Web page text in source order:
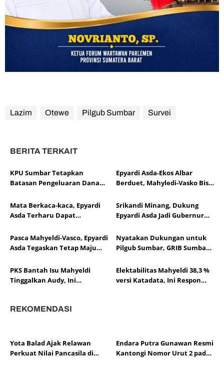
Lazim Otewe Pilgub Sumbar Survei
BERITA TERKAIT
KPU Sumbar Tetapkan
Batasan Pengeluaran Dana
Sumbar 2024
Epyardi Asda-Ekos Albar
Berduet, Mahyledi-Vasko Bisa
Mata Berkaca-kaca, Epyardi
Asda Terharu Dapat
Srikandi Minang, Dukung
Epyardi Asda Jadi Gubernur
Pasca Mahyeldi-Vasco, Epyardi
Asda Tegaskan Tetap Maju
Nyatakan Dukungan untuk
Pilgub Sumbar, GRIB Sumbar
Antarkan Epyardi Asda ke
KPU
PKS Bantah Isu Mahyeldi
Tinggalkan Audy, Ini
Elektabilitas Mahyeldi 38,3 %
versi Katadata, Ini Respon
REKOMENDASI
Yota Balad Ajak Relawan
Perkuat Nilai Pancasila di
Endara Putra Gunawan Resmi
Kantongi Nomor Urut 2 pada